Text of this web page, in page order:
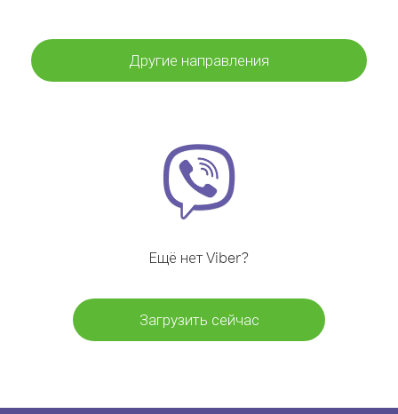
Другие направления
Ещё нет Viber?
Загрузить сейчас